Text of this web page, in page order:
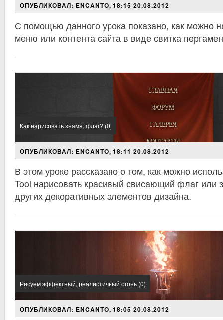
ОПУБЛИКОВАЛ: ENCANTO, 18:15 20.08.2012
С помощью данного урока показано, как можно
меню или контента сайта в виде свитка
Как нарисовать знамя, флаг? (0)
ОПУБЛИКОВАЛ: ENCANTO, 18:11 20.08.2012
В этом уроке рассказано о том, как можно
Tool нарисовать красивый свисающий флаг
других декоративных элементов дизайна.
Рисуем эффектный, реалистичный огонь (0)
ОПУБЛИКОВАЛ: ENCANTO, 18:05 20.08.2012